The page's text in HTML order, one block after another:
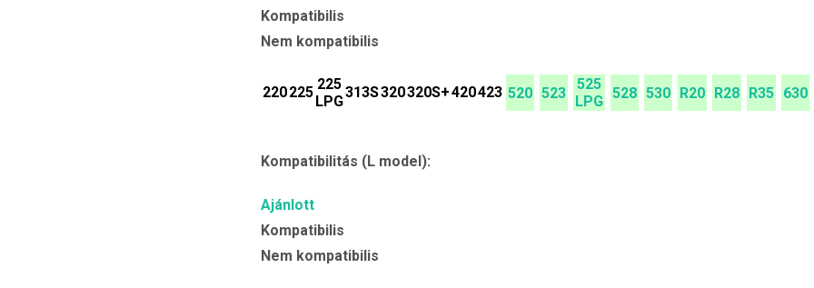
Kompatibilis
Nem kompatibilis
220225 225
LPG
313S320320S+420423 520 523
525
LPG 528 530 R20 R28 R35 630
Kompatibilitás (L model):
Ajánlott
Kompatibilis
Nem kompatibilis